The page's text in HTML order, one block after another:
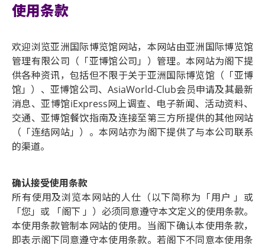
使用条款
欢迎浏览亚洲国际博览馆网站，本网站由亚洲国际博览馆
管理有限公司（「亚博馆公司」）管理。本网站为阁下提
供各种资讯，包括但不限于关于亚洲国际博览馆（「亚博
馆」）、亚博馆公司、AsiaWorld-Club会员申请及其最新
消息、亚博馆iExpress网上调查、电子新闻、活动资料、
交通、亚博馆餐饮指南及连接至第三方所提供的其他网站
（「连结网站」）。本网站亦为阁下提供了与本公司联系
的渠道。
确认接受使用条款
所有使用及浏览本网站的人仕（以下简称为「用户 」或
「您」或 「阁下 」）必须同意遵守本文定义的使用条款。
本使用条款管制本网站的使用。当阁下确认本使用条款，
即表示阁下同意遵守本使用条款。若阁下不同意本使用条